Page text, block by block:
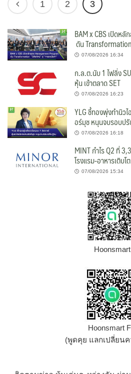
1 2 3
BAM x CBS เปิดห
ดัน
07/08/2026 16:34
ก.ล.ต.นับ 1 ไฟลิ่ง
หุ้น เข้าตลาด SET
07/08/2026 16:23
YLG ชี้ทองพุ่งทำนิว
อร์มุช หนุนจบรอบป
07/08/2026 16:18
MINT กำไร Q2 ที่
โรงแรม-อาหารเติบโต
07/08/2026 15:34
Hoonsmart
Hoonsmart
(พูดคุย แลกเปลี่ยน